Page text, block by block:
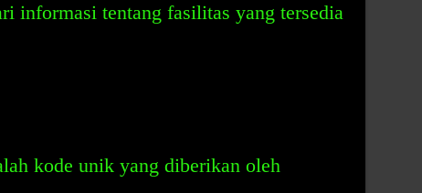
informasi tentang fasilitas yang tersedia
kode unik yang diberikan oleh